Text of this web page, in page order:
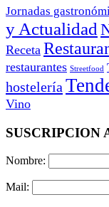
Jornadas
y Actualidad
Receta
restaurantes Streetfood
hostelería
Vino
SUSCRIPCION
Nombre:
Mail: